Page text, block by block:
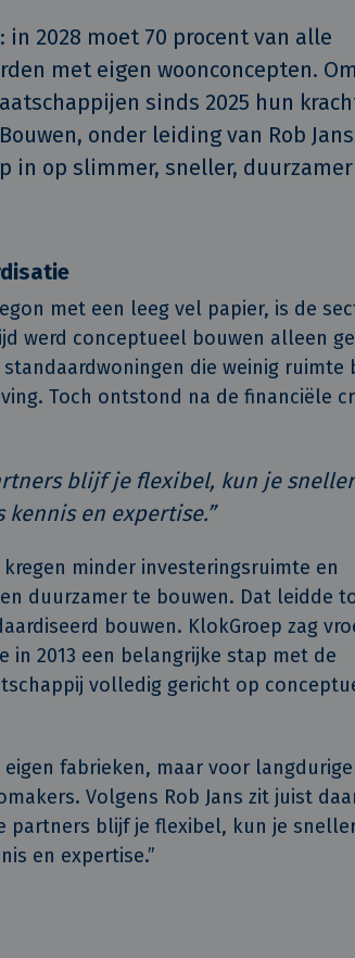
2028 moet 70 procent van alle
met eigen woonconcepten.
sinds 2025 hun
onder leiding van Rob
in op slimmer, sneller,
met een leeg vel papier, is de
werd conceptueel bouwen alleen
die weinig ruimte
Toch ontstond na de financiële
blijf je flexibel, kun je sneller
en expertise.”
minder investeringsruimte en
duurzamer te bouwen. Dat leidde
bouwen. KlokGroep zag
in 2013 een belangrijke stap met de
volledig gericht op
fabrieken, maar voor langdurige
Volgens Rob Jans zit juist
partners blijf je flexibel, kun je
en expertise.”